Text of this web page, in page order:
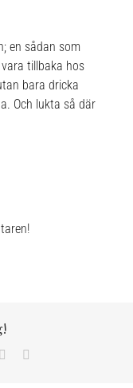
en sådan som
tillbaka hos
bara dricka
Och lukta så där
Pinterest